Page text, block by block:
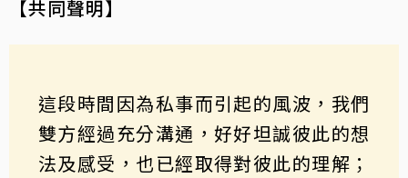
【共同聲明】
這段時間因為私事而引起的風波，我們
雙方經過充分溝通，好好坦誠彼此的想
法及感受，也已經取得對彼此的理解；